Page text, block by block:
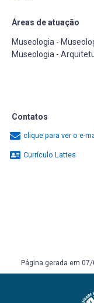
Áreas de atuação
Museologia -
Museologia -
Contatos
clique para ver o e-
Currículo Lattes
Página gerada em